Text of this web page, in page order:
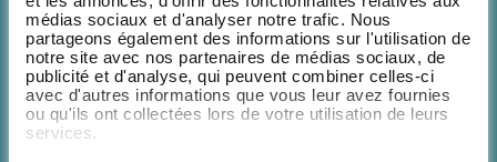
médias sociaux et d'analyser notre trafic. Nous
partageons également des informations sur l'utilisation de
notre site avec nos partenaires de médias sociaux, de
publicité et d'analyse, qui peuvent combiner celles-ci
avec d'autres informations que vous leur avez fournies
ou qu'ils ont collectées lors de votre utilisation de leurs
services.
routine sportive.
Avec Wellpass, choisissez seulement les activités qui vous
plaisent parmi +300 :
Fitness